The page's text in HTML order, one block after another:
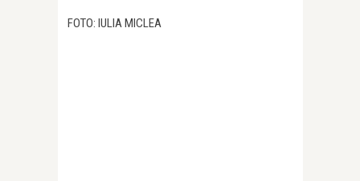
FOTO: IULIA MICLEA